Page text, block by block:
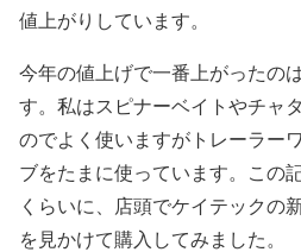
値上がりしています。
今年の値上げで一番上がったの
す。私はスピナーベイトやチャ
のでよく使いますがトレーラー
ブをたまに使っています。この
くらいに、店頭でケイテックの
を見かけて購入してみました。